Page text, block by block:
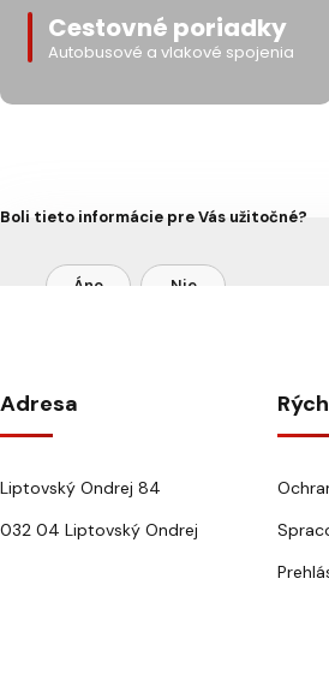
Cestovné poriadky
Autobusové a vlakové spojenia
Boli tieto informácie pre Vás užitočné?
Áno Nie
Adresa
Liptovský Ondrej 84
032 04 Liptovský Ondrej